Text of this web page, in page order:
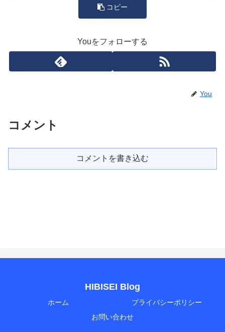
コピー
Youをフォローする
You
コメント
コメントを書き込む
HIBISEI Blog
ホーム
プライバシーポリシー
お問い合わせ